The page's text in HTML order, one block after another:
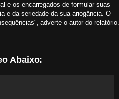
e os encarregados de formular suas
e da seriedade da sua arrogância. O
adverte o autor do relatório.
Abaixo: